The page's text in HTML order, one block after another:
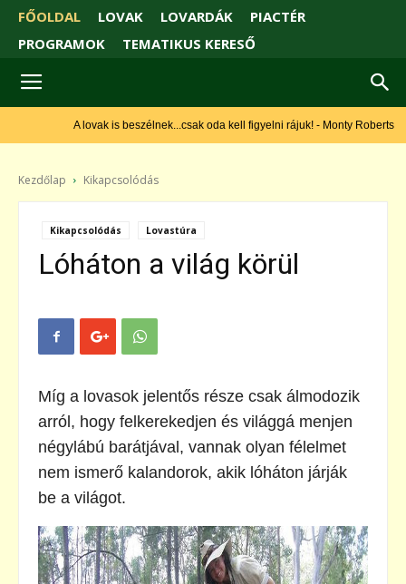
FŐOLDAL LOVAK LOVARDÁK
PIACTÉR
PROGRAMOK
TEMATIKUS KERESŐ
A lovak is beszélnek...csak oda kell figyelni rájuk! - Monty Roberts
Kezdőlap Kikapcsolódás
Kikapcsolódás Lovastúra
Lóháton a világ körül
Míg a lovasok jelentős része csak álmodozik
arról, hogy felkerekedjen és világgá menjen
négylábú barátjával, vannak olyan félelmet
nem ismerő kalandorok, akik lóháton járják
be a világot.